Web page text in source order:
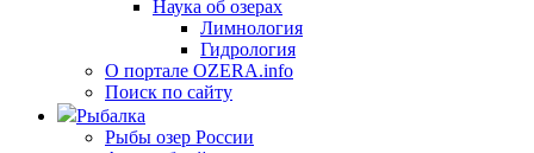
Наука об озерах
Лимнология
Гидрология
О портале OZERA.info
Поиск по сайту
Рыбалка
Рыбы озер России